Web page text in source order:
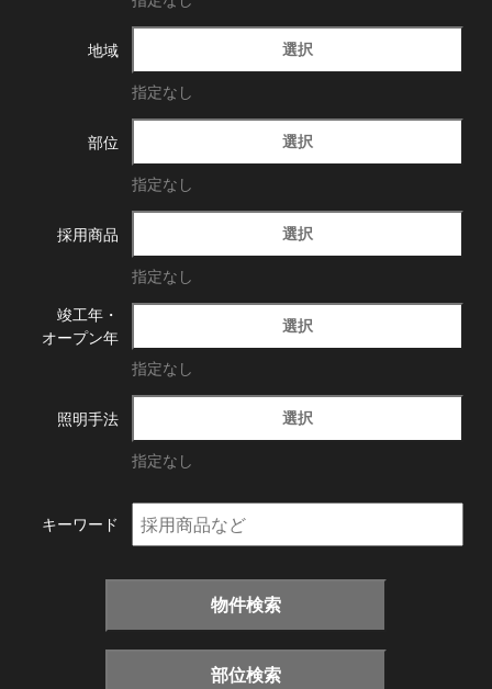
地域 選択
指定なし
部位 選択
指定なし
採用商品 選択
指定なし
竣工年・
オープン年
選択
指定なし
照明手法 選択
指定なし
キーワード
物件検索
部位検索